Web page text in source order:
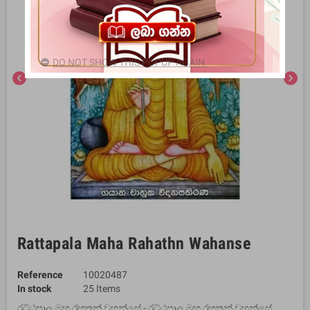
chevron_left chevron_right
Rattapala Maha Rahathn Wahanse
Reference
10020487
In stock
25 Items
DO NOT SHOW THIS POPUP AGAIN.